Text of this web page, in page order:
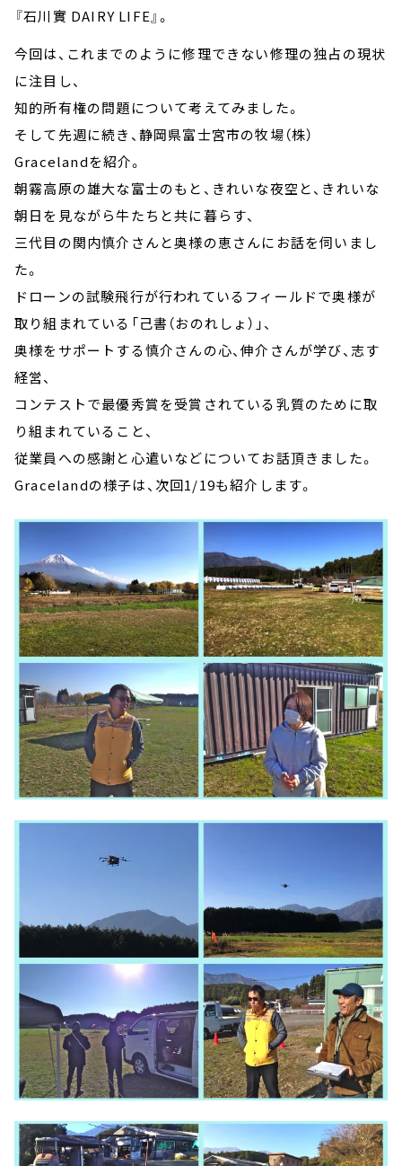
『石川實 DAIRY LIFE』。
今回は、これまでのように修理できない修理の独占の現状
に注目し、
知的所有権の問題について考えてみました。
そして先週に続き、静岡県富士宮市の牧場（株）
Gracelandを紹介。
朝霧高原の雄大な富士のもと、きれいな夜空と、きれいな
朝日を見ながら牛たちと共に暮らす、
三代目の関内慎介さんと奥様の恵さんにお話を伺いまし
た。
ドローンの試験飛行が行われているフィールドで奥様が
取り組まれている「己書（おのれしょ）」、
奥様をサポートする慎介さんの心、伸介さんが学び、志す
経営、
コンテストで最優秀賞を受賞されている乳質のために取
り組まれていること、
従業員への感謝と心遣いなどについてお話頂きました。
Gracelandの様子は、次回1/19も紹介します。